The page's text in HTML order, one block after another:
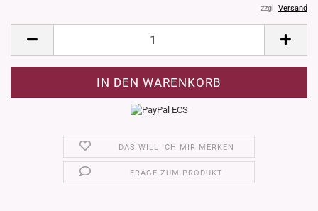
zzgl. Versand
DAS WILL ICH MIR MERKEN
FRAGE ZUM PRODUKT